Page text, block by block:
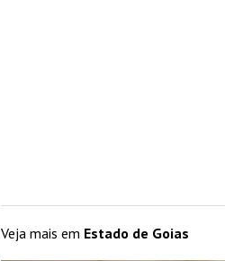
Veja mais em Estado de Goias